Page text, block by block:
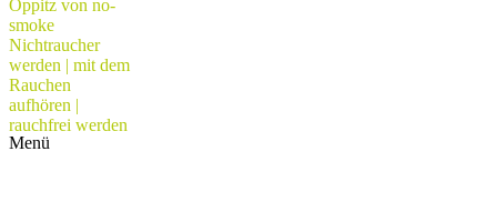
werden | mit dem Rauchen aufhören | rauchfrei
werden
Rauchfrei werden | 1:1 Coaching | Hypnose | Neuro-Mental-
Training | Online oder Präsenz Seminare
Menü